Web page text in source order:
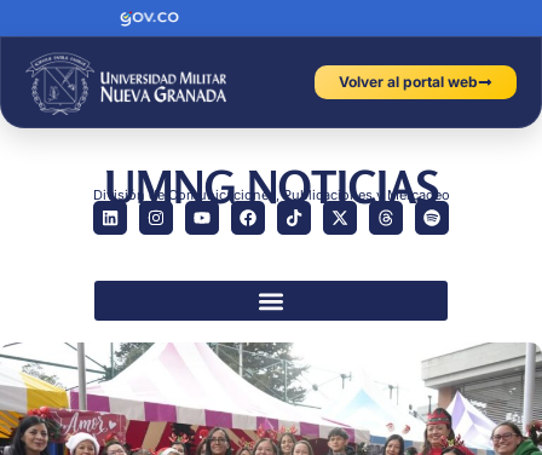
Volver al portal web
UMNG NOTICIAS
División de Comunicaciones, Publicaciones y Mercadeo